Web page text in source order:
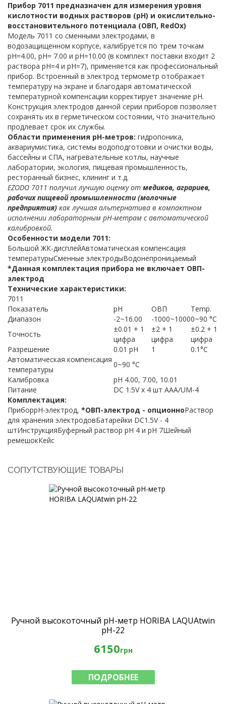
Прибор 7011 предназначен для измерения уровня
кислотности водных растворов (рН) и окислительно-
восстановительного потенциала (ОВП, RedOx)
Модель 7011 со сменными электродами, в
водозащищенном корпусе, калибруется по трем точкам
рН=4.00, рН= 7.00 и рН=10.00 (в комплект поставки входит 2
раствора рН=4 и рН=7), применяется как профессиональный
прибор. Встроенный в электрод термометр отображает
температуру на экране и благодаря автоматической
температурной компенсации корректирует значение рН.
Конструкция электродов данной серии приборов позволяет
сохранять их в герметическом состоянии, что значительно
продлевает срок их службы.
Области применения pH-метров: гидропоника,
аквариумистика, системы водоподготовки и очистки воды,
бассейны и СПА, нагревательные котлы, научные
лаборатории, экология, пищевая промышленность,
ресторанный бизнес, клининг и т.д.
EZODO 7011 получил лучшую оценку от медиков, аграриев,
рабочих пищевой промышленности (молочные
предприятия) как лучшая альтернатива в компактном
исполнении лабораторным рН-метрам с автоматической
калибровкой.
Особенности модели 7011:
Большой ЖК-дисплейАвтоматическая компенсация
температурыСменные электродыВодонепроницаемый
*Данная комплектация прибора не включает ОВП-
электрод
Технические характеристики:
7011
Показатель
рН ОВП
Temp.
Диапазон
-2~16.00 -1000~10000~90 °C
Точность
±0.01 + 1
цифра
±2 + 1
цифра
±0.2 + 1
цифра
Разрешение
0.01 pH 1
0.1°C
Автоматическая компенсация
температуры
0~90 °C
Калибровка
рН 4.00, 7.00, 10.01
Питание
DC 1.5V x 4 шт ААА/UM-4
Комплектация:
ПриборрН-электрод, *ОВП-электрод - опционноРаствор
для хранения электродовБатарейки DC1.5V - 4
штИнструкцияБуферный раствор рН 4 и рН 7Шейный
ремешокКейс
СОПУТСТВУЮЩИЕ ТОВАРЫ
Ручной высокоточный рН-метр HORIBA LAQUAtwin
pH-22
6150грн
ПОДРОБНЕЕ